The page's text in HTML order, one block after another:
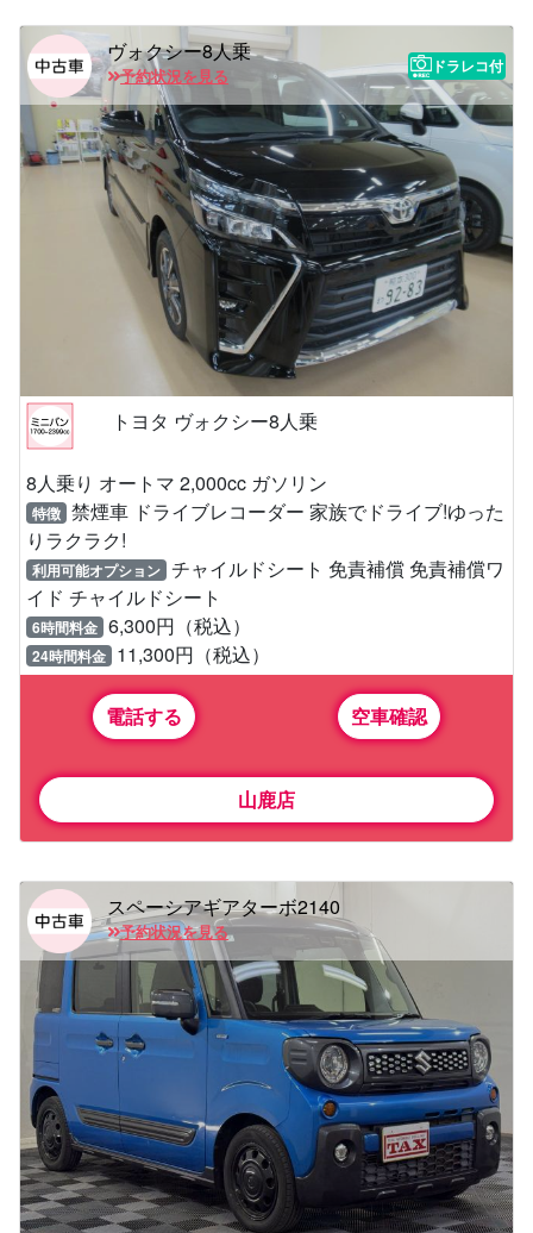
ヴォクシー8人乗
予約状況を見る
ドラレコ付
トヨタ ヴォクシー8人乗
8人乗り オートマ 2,000cc ガソリン
特徴 禁煙車 ドライブレコーダー 家族でドライブ!ゆった
りラクラク!
利用可能オプション チャイルドシート 免責補償 免責補償ワ
イド チャイルドシート
6時間料金 6,300円（税込）
24時間料金 11,300円（税込）
電話する 空車確認
山鹿店
スペーシアギアターボ2140
予約状況を見る